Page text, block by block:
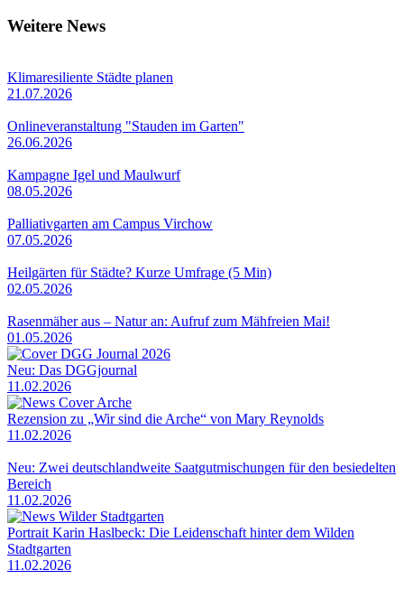
Weitere News
Klimaresiliente Städte planen
21.07.2026
Onlineveranstaltung "Stauden im Garten"
26.06.2026
Kampagne Igel und Maulwurf
08.05.2026
Palliativgarten am Campus Virchow
07.05.2026
Heilgärten für Städte? Kurze Umfrage (5 Min)
02.05.2026
Rasenmäher aus – Natur an: Aufruf zum Mähfreien Mai!
01.05.2026
Neu: Das DGGjournal
11.02.2026
Rezension zu „Wir sind die Arche“ von Mary Reynolds
11.02.2026
Neu: Zwei deutschlandweite Saatgutmischungen für den besiedelten
Bereich
11.02.2026
Portrait Karin Haslbeck: Die Leidenschaft hinter dem Wilden
Stadtgarten
11.02.2026